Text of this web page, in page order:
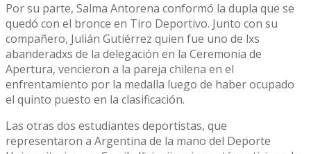
Por su parte, Salma Antorena conformó la dupla que se
quedó con el bronce en Tiro Deportivo. Junto con su
compañero, Julián Gutiérrez quien fue uno de lxs
abanderadxs de la delegación en la Ceremonia de
Apertura, vencieron a la pareja chilena en el
enfrentamiento por la medalla luego de haber ocupado
el quinto puesto en la clasificación.
Las otras dos estudiantes deportistas, que
representaron a Argentina de la mano del Deporte